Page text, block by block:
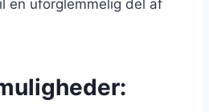
en uforglemmelig del af